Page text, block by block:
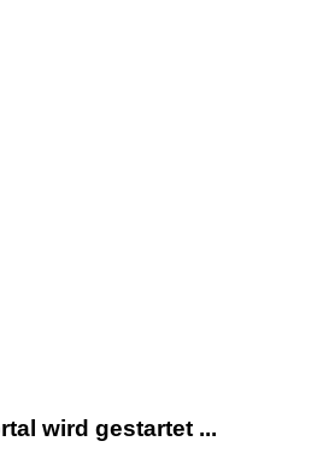
wird gestartet ...